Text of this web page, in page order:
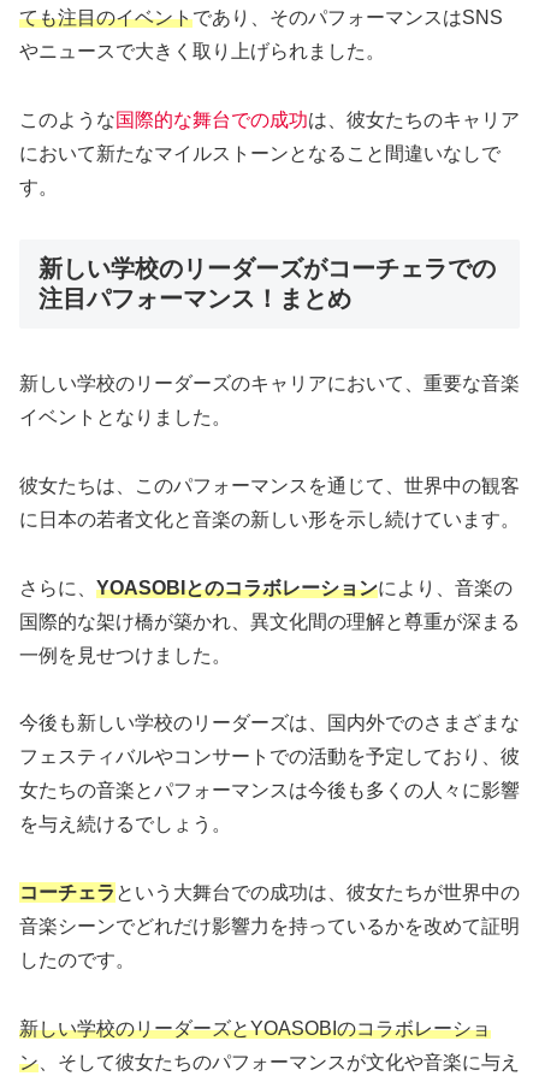
ても注目のイベントであり、そのパフォーマンスはSNS
やニュースで大きく取り上げられました。
このような国際的な舞台での成功は、彼女たちのキャリア
において新たなマイルストーンとなること間違いなしで
す。
新しい学校のリーダーズがコーチェラでの
注目パフォーマンス！まとめ
新しい学校のリーダーズのキャリアにおいて、重要な音楽
イベントとなりました。
彼女たちは、このパフォーマンスを通じて、世界中の観客
に日本の若者文化と音楽の新しい形を示し続けています。
さらに、 YOASOBIとのコラボレーションにより、音楽の
国際的な架け橋が築かれ、異文化間の理解と尊重が深まる
一例を見せつけました。
今後も新しい学校のリーダーズは、国内外でのさまざまな
フェスティバルやコンサートでの活動を予定しており、彼
女たちの音楽とパフォーマンスは今後も多くの人々に影響
を与え続けるでしょう。
コーチェラ という大舞台での成功は、彼女たちが世界中の
音楽シーンでどれだけ影響力を持っているかを改めて証明
したのです。
新しい学校のリーダーズとYOASOBIのコラボレーショ
ン 、そして彼女たちのパフォーマンスが文化や音楽に与え